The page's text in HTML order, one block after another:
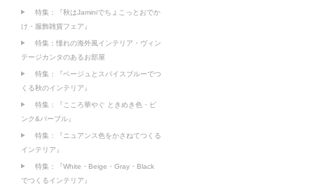
特集：『秋はJaminiでちょこっとおでか
け・服飾雑貨フェア』
特集：憧れの海外風インテリア・ヴィン
テージカンタのあるお部屋
特集：『ベージュとスパイスブルーでつ
くる秋のインテリア』
特集：『こころ華やぐ ときめき色・ピ
ンク&パープル』
特集：『ニュアンス色をかさねてつくる
インテリア』
特集：『White・Beige・Gray・Black
でつくるインテリア』